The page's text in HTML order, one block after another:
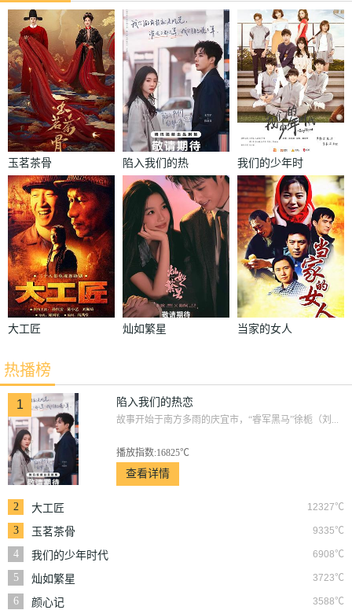
玉茗茶骨
陷入我们的热
恋
我们的少年时
代
大工匠 灿如繁星 当家的女人
热播榜
1 陷入我们的热恋
故事开始于南方多雨的庆宜市，“睿军黑马”徐栀（刘...
播放指数:16825℃
查看详情
2 12327℃
大工匠
3
9335℃
玉茗茶骨
4
6908℃
我们的少年时代
5
3723℃
灿如繁星
6
3588℃
颜心记